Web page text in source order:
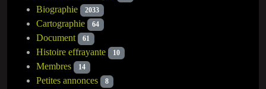
Biographie 2033
Cartographie 64
Document 61
Histoire effrayante 10
Membres 14
Petites annonces 8